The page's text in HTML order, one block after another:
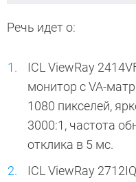
Речь идет о:
ICL ViewRay
монитор с VA-
1080 пикселей,
3000:1, частота
отклика в 5 мс.
ICL ViewRay